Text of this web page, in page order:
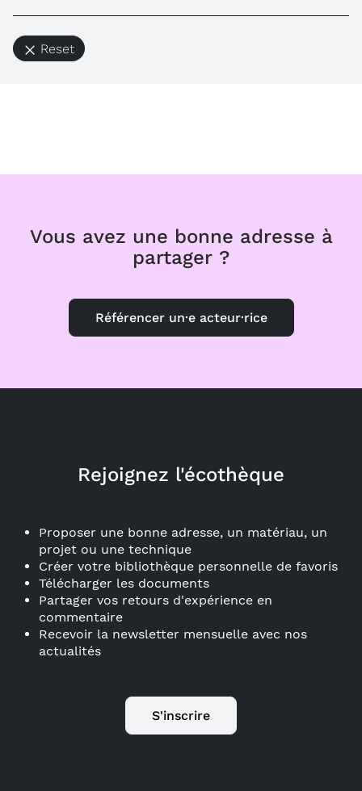
Reset
Vous avez une bonne adresse à
partager ?
Référencer un·e acteur·rice
Rejoignez l'écothèque
Proposer une bonne adresse, un matériau, un
projet ou une technique
Créer votre bibliothèque personnelle de favoris
Télécharger les documents
Partager vos retours d'expérience en
commentaire
Recevoir la newsletter mensuelle avec nos
actualités
S'inscrire